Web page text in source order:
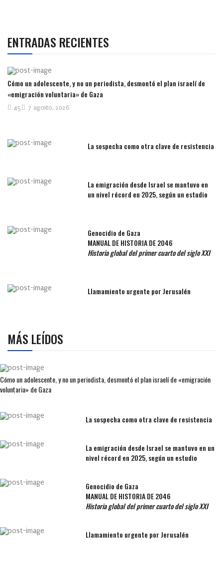
ENTRADAS RECIENTES
Cómo un adolescente, y no un periodista, desmontó el plan israelí de
«emigración voluntaria» de Gaza
7 agosto, 2026
45
La sospecha como otra clave de resistencia
La emigración desde Israel se mantuvo en
un nivel récord en 2025, según un estudio
Genocidio de Gaza
MANUAL DE HISTORIA DE 2046
Historia global del primer cuarto del siglo XXI
Llamamiento urgente por Jerusalén
MÁS LEÍDOS
Cómo un adolescente, y no un periodista, desmontó el plan israelí de «emigración
voluntaria» de Gaza
La sospecha como otra clave de resistencia
La emigración desde Israel se mantuvo en un
nivel récord en 2025, según un estudio
Genocidio de Gaza
MANUAL DE HISTORIA DE 2046
Historia global del primer cuarto del siglo XXI
Llamamiento urgente por Jerusalén